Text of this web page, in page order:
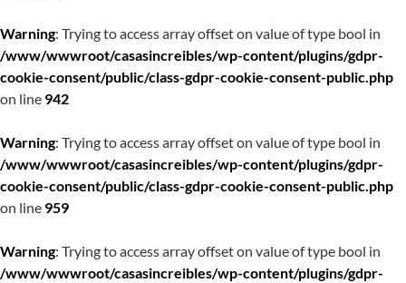
Warning: Trying to access array offset on value of type bool in
/www/wwwroot/casasincreibles/wp-content/plugins/gdpr-
cookie-consent/public/class-gdpr-cookie-consent-public.php
on line 942
Warning: Trying to access array offset on value of type bool in
/www/wwwroot/casasincreibles/wp-content/plugins/gdpr-
cookie-consent/public/class-gdpr-cookie-consent-public.php
on line 959
Warning: Trying to access array offset on value of type bool in
/www/wwwroot/casasincreibles/wp-content/plugins/gdpr-